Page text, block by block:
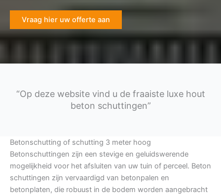
Vraag hier uw offerte aan
“Op deze website vind u de fraaiste luxe hout
beton schuttingen”
Betonschutting of schutting 3 meter hoog
Betonschuttingen zijn een stevige en geluidswerende
mogelijkheid voor het afsluiten van uw tuin of perceel. Beton
schuttingen zijn vervaardigd van betonpalen en
betonplaten, die robuust in de bodem worden aangebracht